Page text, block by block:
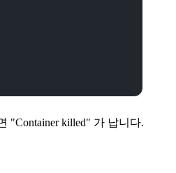
"Container killed" 가 납니다.